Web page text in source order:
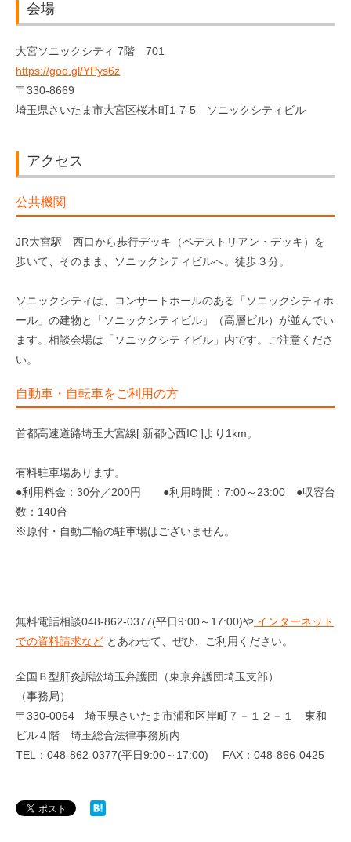
会場
大宮ソニックシティ 7階 701
https://goo.gl/YPys6z
〒330-8669
埼玉県さいたま市大宮区桜木町1-7-5 ソニックシティビル
アクセス
公共機関
JR大宮駅 西口から歩行デッキ（ペデストリアン・デッキ）を
歩いて、そのまま、ソニックシティビルへ。徒歩３分。
ソニックシティは、コンサートホールのある「ソニックシティホ
ール」の建物と「ソニックシティビル」（高層ビル）が並んでい
ます。相談会場は「ソニックシティビル」内です。ご注意くださ
い。
自動車・自転車をご利用の方
首都高速道路埼玉大宮線[ 新都心西IC ]より1km。
有料駐車場あります。
●利用料金：30分／200円 ●利用時間：7:00～23:00 ●収容台
数：140台
※原付・自動二輪の駐車場はございません。
無料電話相談048-862-0377(平日9:00～17:00)や インターネット
での資料請求など とあわせて、ぜひ、ご利用ください。
全国Ｂ型肝炎訴訟埼玉弁護団（東京弁護団埼玉支部）
（事務局）
〒330-0064 埼玉県さいたま市浦和区岸町７－１２－１ 東和
ビル４階 埼玉総合法律事務所内
TEL：048-862-0377(平日9:00～17:00) FAX：048-866-0425